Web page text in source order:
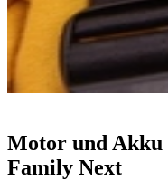
Motor und
Family Next